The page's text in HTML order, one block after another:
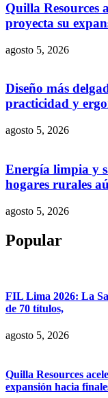
Quilla Resources
proyecta su
agosto 5, 2026
Diseño más
practicidad y
agosto 5, 2026
Energía limpia y
hogares rurales
agosto 5, 2026
Popular
FIL Lima 2026: La
de 70 títulos,
agosto 5, 2026
Quilla Resources
expansión hacia